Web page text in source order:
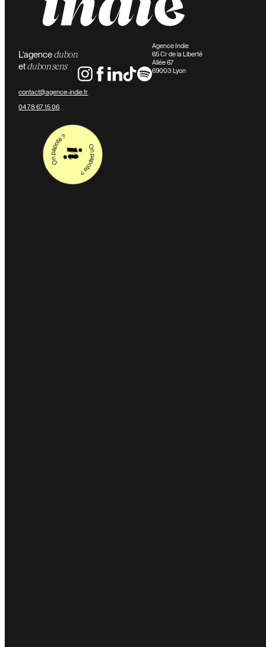
L’agencedu bon
etdu bon sens
Agence Indie
65 Cr de la Liberté
Allée 67
69003 Lyon
contact@agence-indie.fr
04 78 67 15 06